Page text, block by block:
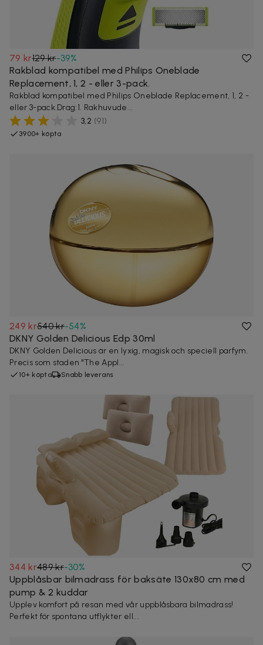
79 kr129 kr-39%
Rakblad kompatibel med Philips Oneblade
Replacement, 1, 2 - eller 3-pack.
Rakblad kompatibel med Philips Oneblade Replacement, 1, 2 -
eller 3-pack.Drag:1. Rakhuvude...
3,2 (91)
3900+ köpta
249 kr540 kr-54%
DKNY Golden Delicious Edp 30ml
DKNY Golden Delicious är en lyxig, magisk och speciell parfym.
Precis som staden "The Appl...
10+ köpta Snabb leverans
344 kr489 kr-30%
Uppblåsbar bilmadrass för baksäte 130x80 cm med
pump & 2 kuddar
Upplev komfort på resan med vår uppblåsbara bilmadrass!
Perfekt för spontana utflykter ell...